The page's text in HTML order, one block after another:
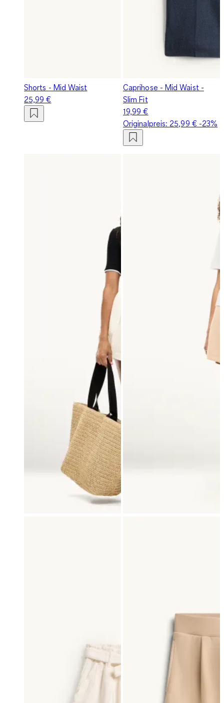
Shorts - Mid Waist
25,99 €
Caprihose - Mid Waist -
Slim Fit
19,99 €
Originalpreis: 25,99 €-23%